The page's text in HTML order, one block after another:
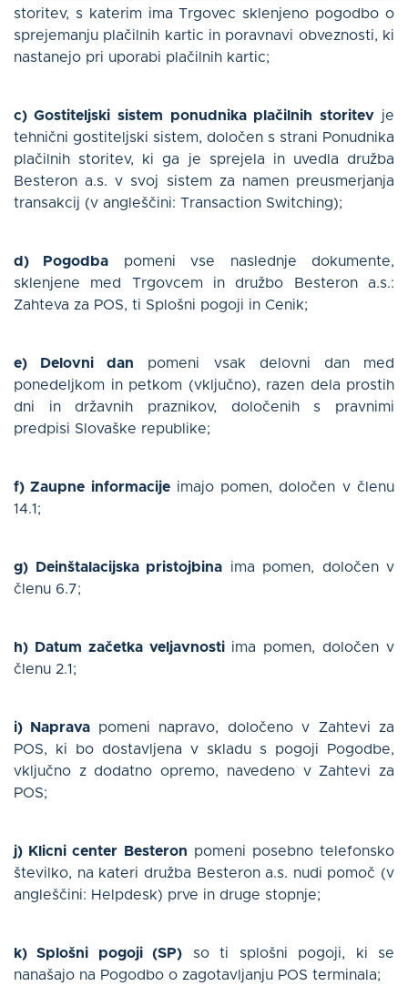
storitev, s katerim ima Trgovec sklenjeno pogodbo o
sprejemanju plačilnih kartic in poravnavi obveznosti, ki
nastanejo pri uporabi plačilnih kartic;
c) Gostiteljski sistem ponudnika plačilnih storitevje
tehnični gostiteljski sistem, določen s strani Ponudnika
plačilnih storitev, ki ga je sprejela in uvedla družba
Besteron a.s. v svoj sistem za namen preusmerjanja
transakcij (v angleščini: Transaction Switching);
d) Pogodba pomeni vse naslednje dokumente,
sklenjene med Trgovcem in družbo Besteron a.s.:
Zahteva za POS, ti Splošni pogoji in Cenik;
e) Delovni dan pomeni vsak delovni dan med
ponedeljkom in petkom (vključno), razen dela prostih
dni in državnih praznikov, določenih s pravnimi
predpisi Slovaške republike;
f) Zaupne informacijeimajo pomen, določen v členu
14.1;
g) Deinštalacijska pristojbina ima pomen, določen v
členu 6.7;
h) Datum začetka veljavnosti ima pomen, določen v
členu 2.1;
i) Naprava pomeni napravo, določeno v Zahtevi za
POS, ki bo dostavljena v skladu s pogoji Pogodbe,
vključno z dodatno opremo, navedeno v Zahtevi za
POS;
j) Klicni center Besteron pomeni posebno telefonsko
številko, na kateri družba Besteron a.s. nudi pomoč (v
angleščini: Helpdesk) prve in druge stopnje;
k) Splošni pogoji (SP) so ti splošni pogoji, ki se
nanašajo na Pogodbo o zagotavljanju POS terminala;